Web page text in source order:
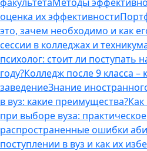
оценка их эффективности
это, зачем необходимо и как
сессии в колледжах и
психолог: стоит ли поступать
году?Колледж после 9 класса –
заведениеЗнание
в вуз: какие преимущества?
при выборе вуза:
распространенные ошибки
поступлении в вуз и как их